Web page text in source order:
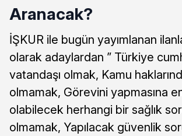
Aranacak?
İŞKUR ile bugün yayımlanan
olarak adaylardan ” Türkiye
vatandaşı olmak, Kamu
olmamak, Görevini yapmasına
olabilecek herhangi bir sağlık
olmamak, Yapılacak güvenlik